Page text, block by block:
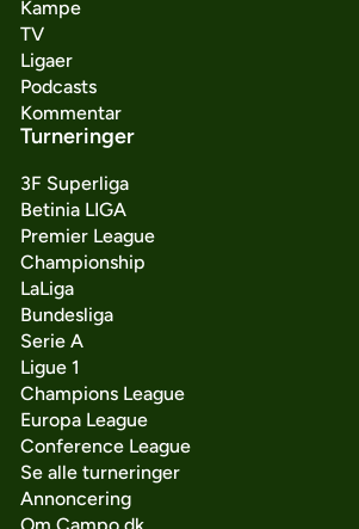
Kampe
TV
Ligaer
Podcasts
Kommentar
Turneringer
3F Superliga
Betinia LIGA
Premier League
Championship
LaLiga
Bundesliga
Serie A
Ligue 1
Champions League
Europa League
Conference League
Se alle turneringer
Annoncering